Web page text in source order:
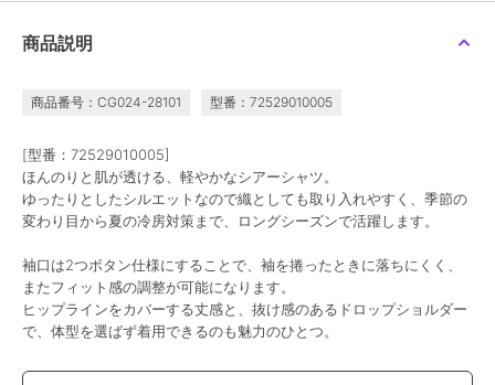
商品説明
商品番号：CG024-28101 型番：72529010005
[型番：72529010005]
ほんのりと肌が透ける、軽やかなシアーシャツ。
ゆったりとしたシルエットなので織としても取り入れやすく、季節の
変わり目から夏の冷房対策まで、ロングシーズンで活躍します。
袖口は2つボタン仕様にすることで、袖を捲ったときに落ちにくく、
またフィット感の調整が可能になります。
ヒップラインをカバーする丈感と、抜け感のあるドロップショルダー
で、体型を選ばず着用できるのも魅力のひとつ。
【styling】